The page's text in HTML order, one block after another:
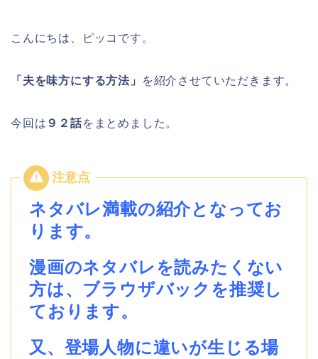
こんにちは、ピッコです。
「夫を味方にする方法」 を紹介させていただきます。
今回は ９２話をまとめました。
ネタバレ満載の紹介となってお
ります。
漫画のネタバレを読みたくない
方は、ブラウザバックを推奨し
ております。
又、登場人物に違いが生じる場